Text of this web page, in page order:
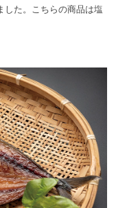
した。こちらの商品は塩